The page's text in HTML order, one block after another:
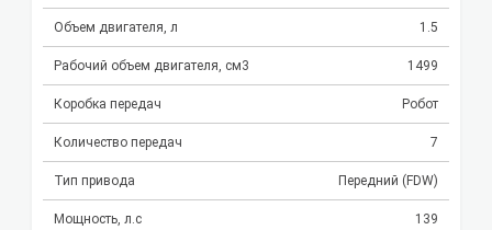
Объем двигателя, л 1.5
Рабочий объем двигателя, см3 1499
Коробка передач Робот
Количество передач 7
Тип привода Передний (FDW)
Мощность, л.с 139